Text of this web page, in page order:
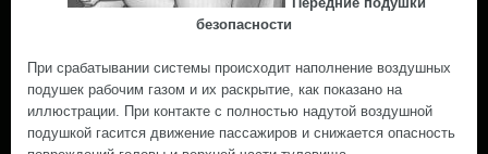
безопасности
При срабатывании системы происходит наполнение воздушных
подушек рабочим газом и их раскрытие, как показано на
иллюстрации. При контакте с полностью надутой воздушной
подушкой гасится движение пассажиров и снижается опасность